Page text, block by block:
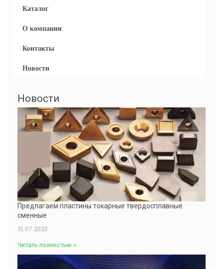
Каталог
О компании
Контакты
Новости
Новости
Предлагаем пластины токарные твердосплавные
сменные
31.07.2025
Читать полностью »